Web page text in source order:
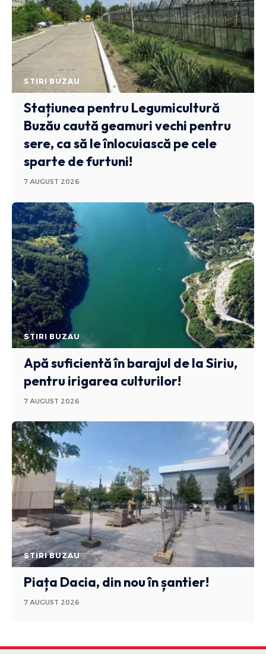
STIRI BUZAU
Stațiunea pentru Legumicultură
Buzău caută geamuri vechi pentru
sere, ca să le înlocuiască pe cele
sparte de furtuni!
7 AUGUST 2026
STIRI BUZAU
Apă suficientă în barajul de la Siriu,
pentru irigarea culturilor!
7 AUGUST 2026
STIRI BUZAU
Piața Dacia, din nou în șantier!
7 AUGUST 2026